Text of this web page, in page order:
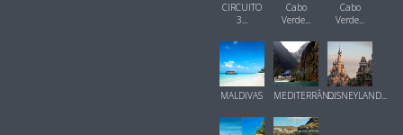
CIRCUITO
3...
Cabo
Verde...
Cabo
Verde...
MALDIVAS MEDITERRÂN...DISNEYLAND...